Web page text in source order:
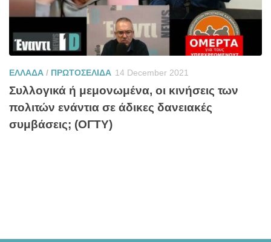
ΕΛΛΑΔΑ / ΠΡΩΤΟΣΕΛΙΔΑ 14 December 2021
Συλλογικά ή μεμονωμένα, οι κινήσεις των
πολιτών ενάντια σε άδικες δανειακές
συμβάσεις; (ΟΓΤΥ)